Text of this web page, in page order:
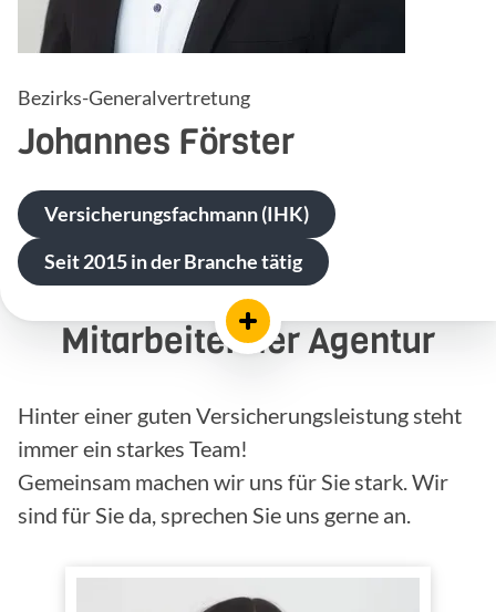
Bezirks-Generalvertretung
Johannes Förster
Versicherungsfachmann (IHK)
Seit 2015 in der Branche tätig
Mitarbeiter der Agentur
Hinter einer guten Versicherungsleistung steht
immer ein starkes Team!
Gemeinsam machen wir uns für Sie stark. Wir
sind für Sie da, sprechen Sie uns gerne an.